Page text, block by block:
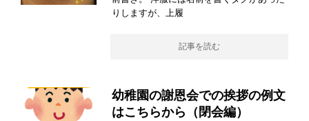
りしますが、上履
記事を読む
幼稚園の謝恩会での挨拶の例文
はこちらから（閉会編）